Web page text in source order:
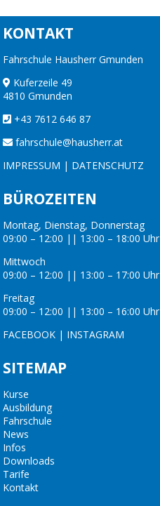
KONTAKT
Fahrschule Hausherr Gmunden
Kuferzeile 49
4810 Gmunden
+43 7612 646 87
fahrschule@hausherr.at
IMPRESSUM | DATENSCHUTZ
BÜROZEITEN
Montag, Dienstag, Donnerstag
09:00 – 12:00 || 13:00 – 18:00 Uhr
Mittwoch
09:00 – 12:00 || 13:00 – 17:00 Uhr
Freitag
09:00 – 12:00 || 13:00 – 16:00 Uhr
FACEBOOK | INSTAGRAM
SITEMAP
Kurse
Ausbildung
Fahrschule
News
Infos
Downloads
Tarife
Kontakt